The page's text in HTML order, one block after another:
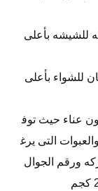
للشيشه بأعلى
للشواء بأعلى
عناء حيث توف
التى يرغ
ورقم الجوال